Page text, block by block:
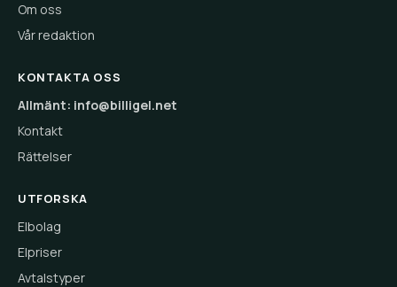
Om oss
Vår redaktion
KONTAKTA OSS
Allmänt: info@billigel.net
Kontakt
Rättelser
UTFORSKA
Elbolag
Elpriser
Avtalstyper